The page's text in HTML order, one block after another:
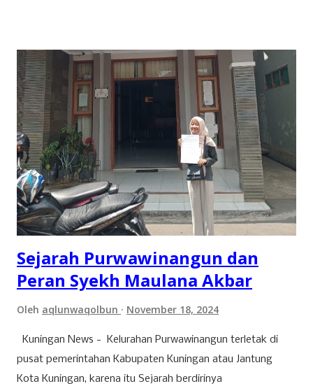
sehari-hari. Para pengusaha yang sukses di sektor ini
berhasil mengelola jaringan ritel yang luas dan berkontribusi
signifikan terhadap roda perekonomian daerah.
Keberhasilan mereka tak lepas dari strategi bisnis yang
tepat dan kemampuan menyesuaikan diri dengan
kebutuhan pasar yang dinamis. Selain ritel, sektor properti
dan konstruksi juga menjadi pilar penting bagi
perekonomian Kuningan. Beberapa perusahaan besar di
bidang ini terlibat dalam pembangunan infrastruktur yang
tidak hanya bermanfaat bagi daerah, tetapi...
Sejarah Purwawinangun dan
Peran Syekh Maulana Akbar
Oleh aqlunwaqolbun November 18, 2024
Kuningan News - Kelurahan Purwawinangun terletak di
pusat pemerintahan Kabupaten Kuningan atau Jantung
Kota Kuningan, karena itu Sejarah berdirinya